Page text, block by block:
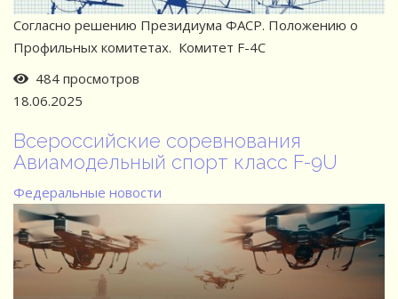
Согласно решению Президиума ФАСР. Положению о
Профильных комитетах. Комитет F-4C
484 просмотров
18.06.2025
Всероссийские соревнования
Авиамодельный спорт класс F-9U
Федеральные новости